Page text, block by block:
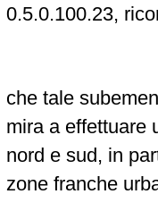
0.5.0.100.23,
che tale
mira a effettuare
nord e sud, in
zone franche